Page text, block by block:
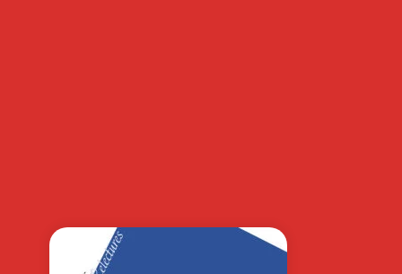
NICOLAS KENEDI
Et si les secrets de l’hypercroissance